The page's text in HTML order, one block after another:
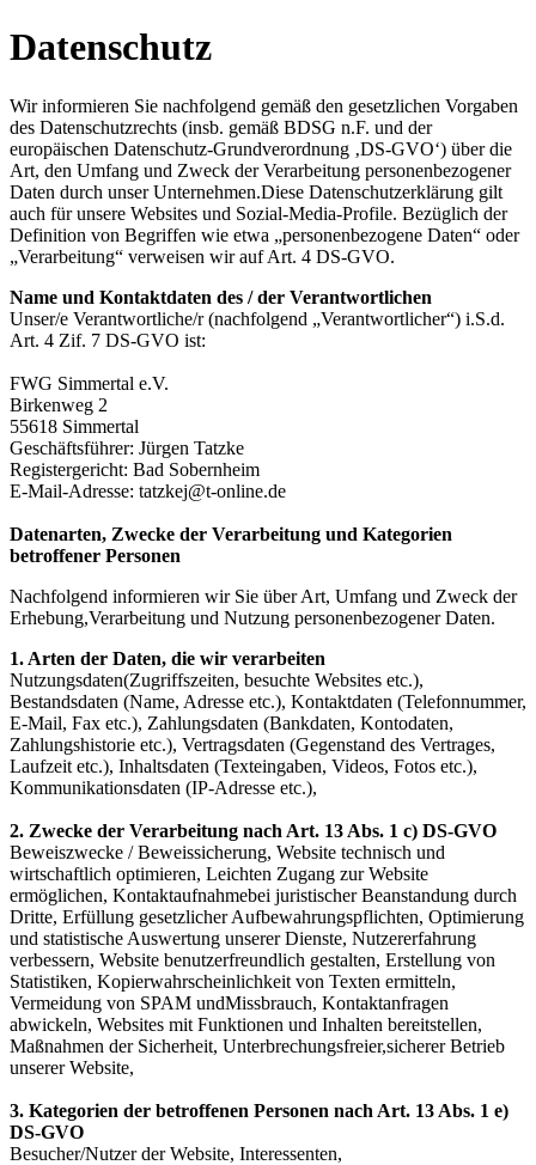
Datenschutz
Wir informieren Sie nachfolgend gemäß den gesetzlichen Vorgaben
des Datenschutzrechts (insb. gemäß BDSG n.F. und der
europäischen Datenschutz-Grundverordnung ‚DS-GVO‘) über die
Art, den Umfang und Zweck der Verarbeitung personenbezogener
Daten durch unser Unternehmen.Diese Datenschutzerklärung gilt
auch für unsere Websites und Sozial-Media-Profile. Bezüglich der
Definition von Begriffen wie etwa „personenbezogene Daten“ oder
„Verarbeitung“ verweisen wir auf Art. 4 DS-GVO.
Name und Kontaktdaten des / der Verantwortlichen
Unser/e Verantwortliche/r (nachfolgend „Verantwortlicher“) i.S.d.
Art. 4 Zif. 7 DS-GVO ist:
FWG Simmertal e.V.
Birkenweg 2
55618 Simmertal
Geschäftsführer: Jürgen Tatzke
Registergericht: Bad Sobernheim
E-Mail-Adresse: tatzkej@t-online.de
Datenarten, Zwecke der Verarbeitung und Kategorien
betroffener Personen
Nachfolgend informieren wir Sie über Art, Umfang und Zweck der
Erhebung,Verarbeitung und Nutzung personenbezogener Daten.
1. Arten der Daten, die wir verarbeiten
Nutzungsdaten(Zugriffszeiten, besuchte Websites etc.),
Bestandsdaten (Name, Adresse etc.), Kontaktdaten (Telefonnummer,
E-Mail, Fax etc.), Zahlungsdaten (Bankdaten, Kontodaten,
Zahlungshistorie etc.), Vertragsdaten (Gegenstand des Vertrages,
Laufzeit etc.), Inhaltsdaten (Texteingaben, Videos, Fotos etc.),
Kommunikationsdaten (IP-Adresse etc.),
2. Zwecke der Verarbeitung nach Art. 13 Abs. 1 c) DS-GVO
Beweiszwecke / Beweissicherung, Website technisch und
wirtschaftlich optimieren, Leichten Zugang zur Website
ermöglichen, Kontaktaufnahmebei juristischer Beanstandung durch
Dritte, Erfüllung gesetzlicher Aufbewahrungspflichten, Optimierung
und statistische Auswertung unserer Dienste, Nutzererfahrung
verbessern, Website benutzerfreundlich gestalten, Erstellung von
Statistiken, Kopierwahrscheinlichkeit von Texten ermitteln,
Vermeidung von SPAM undMissbrauch, Kontaktanfragen
abwickeln, Websites mit Funktionen und Inhalten bereitstellen,
Maßnahmen der Sicherheit, Unterbrechungsfreier,sicherer Betrieb
unserer Website,
3. Kategorien der betroffenen Personen nach Art. 13 Abs. 1 e)
DS-GVO
Besucher/Nutzer der Website, Interessenten,